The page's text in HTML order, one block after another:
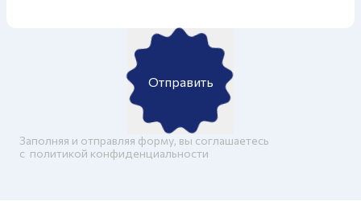
Отправить
Заполняя и отправляя форму, вы соглашаетесь
c политикой конфиденциальности